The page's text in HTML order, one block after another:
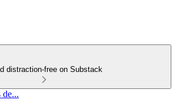
distraction-free on Substack
de...